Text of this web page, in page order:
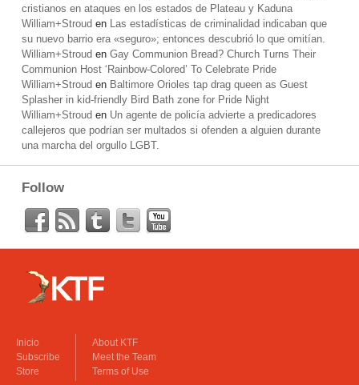
cristianos en ataques en los estados de Plateau y Kaduna
William+Stroud en Las estadísticas de criminalidad indicaban que
su nuevo barrio era «seguro»; entonces descubrió lo que omitían.
William+Stroud en Gay Communion Bread? Church Turns Their
Communion Host ‘Rainbow-Colored’ To Celebrate Pride
William+Stroud en Baltimore Orioles tap drag queen as Guest
Splasher in kid-friendly Bird Bath zone for Pride Night
William+Stroud en Un agente de policía advierte a predicadores
callejeros que podrían ser multados si ofenden a alguien durante
una marcha del orgullo LGBT.
Follow
Inicio
Subscribe
Store
About KTF
Meet the Team
Terms of Use